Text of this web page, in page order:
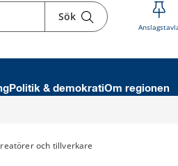
Sök
Politik & demokratiOm regionen
och tillverkare